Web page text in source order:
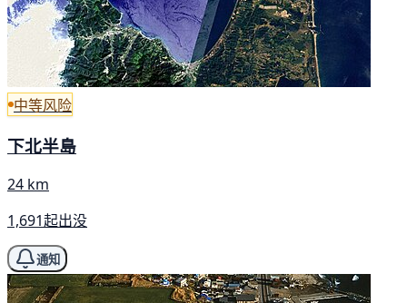
中等风险
下北半島
24 km
1,691起出没
通知